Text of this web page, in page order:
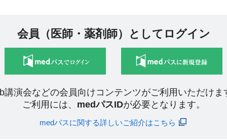
会員（医師・薬剤師）としてログイン
講演会などの会員向けコンテンツがご利用いただけま
ご利用には、 medパスIDが必要となります。
medパスに関する詳しいご紹介はこちら